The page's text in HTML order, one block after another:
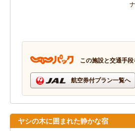
この施設と交通手
航空券付プラン一覧へ
ヤシの木に囲まれた静かな宿